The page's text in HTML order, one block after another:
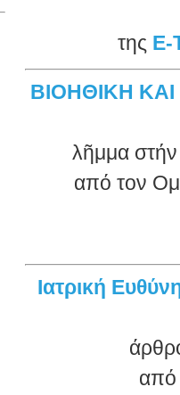
της E-
ΒΙΟΗΘΙΚΗ
λῆμμα
από τον
Ιατρική
από